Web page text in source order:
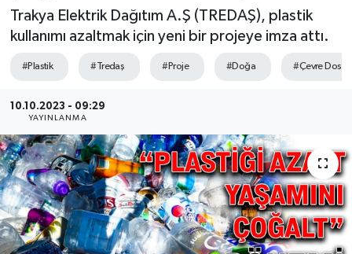
Trakya Elektrik Dağıtım A.Ş (TREDAŞ), plastik
kullanımı azaltmak için yeni bir projeye imza attı.
#Plastik #Tredaş #Proje #Doğa #Çevre Dostu
10.10.2023 - 09:29
YAYINLANMA
Resmi Reklamlar
Tekirdağ
Ekonomi
Sağlık
Teknoloji
Tüm Manşetler
Son Dakika Haberleri
Haber Arşivi